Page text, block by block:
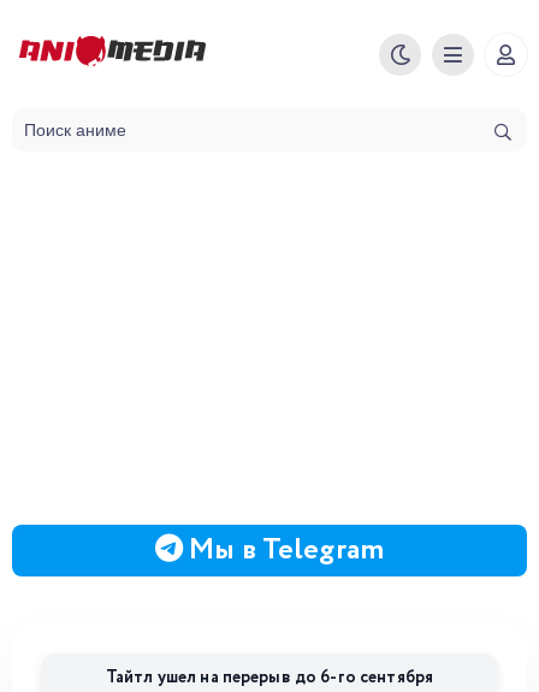
Мы в Telegram
Тайтл ушел на перерыв до 6-го сентября